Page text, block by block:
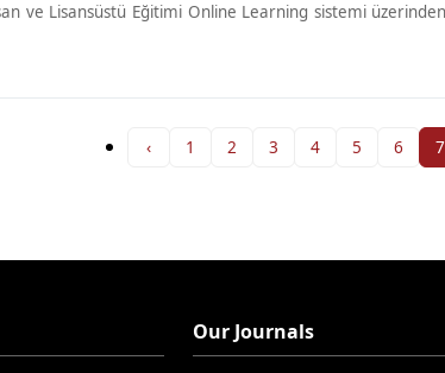
ve Lisansüstü Eğitimi Online Learning sistemi
‹ 1 2 3 4 5 6 7
Our Journals